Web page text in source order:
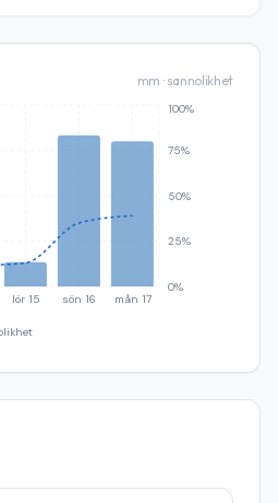
mm · sannolikhet
lör 15 sön 16 mån 17
0%
25%
50%
75%
100%